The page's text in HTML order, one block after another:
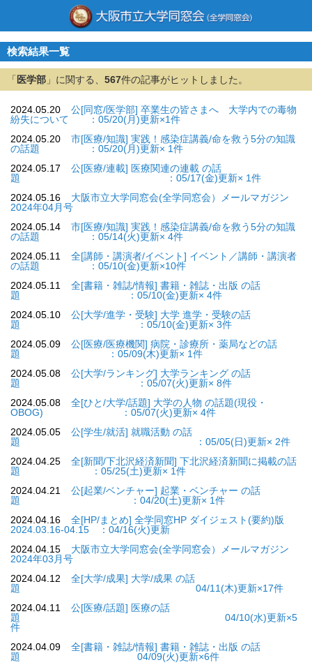
検索結果一覧
「 医学部 」に関する、 567件の記事がヒットしました。
2024.05.20
公[同窓/医学部] 卒業生の皆さまへ 大学内での毒物
紛失について ：05/20(月)更新×1件
2024.05.20
市[医療/知識] 実践！感染症講義/命を救う5分の知識
の話題 ：05/20(月)更新× 1件
2024.05.17
公[医療/連載] 医療関連の連載 の話
題 ：05/17(金)更新× 1件
2024.05.16
大阪市立大学同窓会(全学同窓会）メールマガジン
2024年04月号
2024.05.14
市[医療/知識] 実践！感染症講義/命を救う5分の知識
の話題 ：05/14(火)更新× 4件
2024.05.11
全[講師・講演者/イベント] イベント／講師・講演者
の話題 ：05/10(金)更新×10件
2024.05.11
全[書籍・雑誌/情報] 書籍・雑誌・出版 の話
題 ：05/10(金)更新× 4件
2024.05.10
公[大学/進学・受験] 大学 進学・受験の話
題 ：05/10(金)更新× 3件
2024.05.09
公[医療/医療機関] 病院・診療所・薬局などの話
題 ：05/09(木)更新× 1件
2024.05.08
公[大学/ランキング] 大学ランキング の話
題 ：05/07(火)更新× 8件
2024.05.08
全[ひと/大学/話題] 大学の人物 の話題(現役・
OBOG) ：05/07(火)更新× 4件
2024.05.05
公[学生/就活] 就職活動 の話
題 ：05/05(日)更新× 2件
2024.04.25
全[新聞/下北沢経済新聞] 下北沢経済新聞に掲載の話
題 ：05/25(土)更新× 1件
2024.04.21
公[起業/ベンチャー] 起業・ベンチャー の話
題 ：04/20(土)更新× 1件
2024.04.16
全[HP/まとめ] 全学同窓HP ダイジェスト(要約)版
2024.03.16-04.15 ：04/16(火)更新
2024.04.15
大阪市立大学同窓会(全学同窓会）メールマガジン
2024年03月号
2024.04.12
全[大学/成果] 大学/成果 の話
題 04/11(木)更新×17件
2024.04.11
公[医療/話題] 医療の話
題 04/10(水)更新×5
件
2024.04.09
全[書籍・雑誌/情報] 書籍・雑誌・出版 の話
題 04/09(火)更新×6件